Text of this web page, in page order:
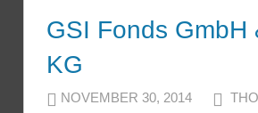
GSI Fonds GmbH
KG
NOVEMBER 30, 2014